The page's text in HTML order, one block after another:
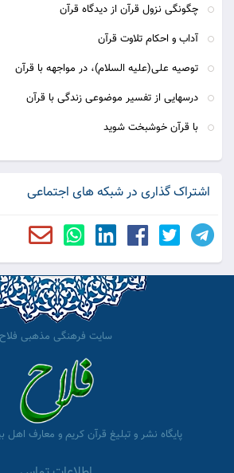
چگونگی نزول قرآن از دیدگاه قرآن
آداب و احکام تلاوت قرآن
توصیه على(علیه السلام)، در مواجهه با قرآن
درسهایی از تفسیر موضوعی زندگی با قرآن
با قرآن خوشبخت شوید
اشتراک گذاری در شبکه های اجتماعی
سایت فرهنگی مذهبی فلاح
پایگاه نشر و تبلیغ قرآن کریم و معارف اهل